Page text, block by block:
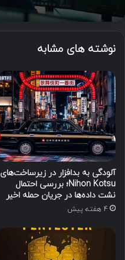
نوشته های مشابه
آلودگی به بدافزار در زیرساخت‌های
Nihon Kotsu؛ بررسی احتمال
نشت داده‌ها در جریان حمله اخیر
4 هفته پیش